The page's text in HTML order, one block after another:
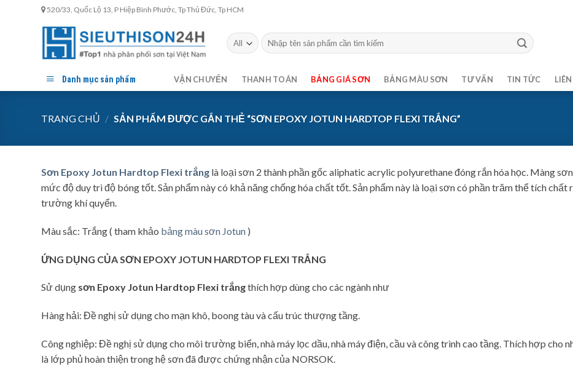
520/33, Quốc Lộ 13, P Hiệp Bình Phước, Tp Thủ Đức, Tp HCM
Tìm
kiếm:
Danh mục sản phẩm VẬN CHUYỂN THANH TOÁN BẢNG GIÁ SƠN BẢNG MÀU SƠN TƯ VẤN TIN TỨC
TRANG CHỦ / SẢN PHẨM ĐƯỢC GẮN THẺ “SƠN EPOXY JOTUN HARDTOP FLEXI TRẮNG”
Sơn Epoxy Jotun Hardtop Flexi trắng là loại sơn 2 thành phần gốc aliphatic acrylic polyurethane đóng rắn hóa học. Màng
mức độ duy trì độ bóng tốt. Sản phẩm này có khả năng chống hóa chất tốt. Sản phẩm này là loại sơn có phần trăm thể tích
trường khí quyển.
Màu sắc: Trắng ( tham khảo bảng màu sơn Jotun )
ỨNG DỤNG CỦA SƠN EPOXY JOTUN HARDTOP FLEXI TRẮNG
Sử dụng sơn Epoxy Jotun Hardtop Flexi trắngthích hợp dùng cho các ngành như
Hàng hải: Đề nghị sử dụng cho mạn khô, boong tàu và cấu trúc thượng tầng.
Công nghiệp: Đề nghị sử dụng cho môi trường biển, nhà máy lọc dầu, nhà máy điện, cầu và công trình cao tầng. Thích hợp
là lớp phủ hoàn thiện trong hệ sơn đã được chứng nhận của NORSOK.